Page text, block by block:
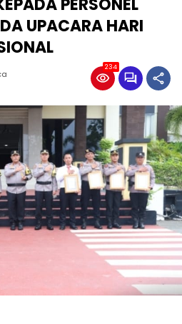
PERSONEL
UPACARA HARI
234